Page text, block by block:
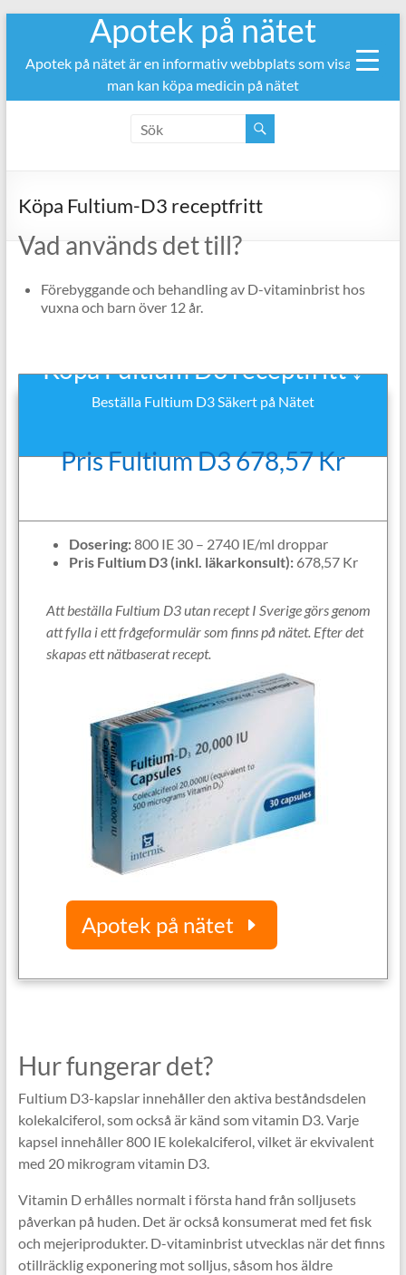
innehåll
Apotek på nätet
Apotek på nätet är en informativ webbplats som visar var
man kan köpa medicin på nätet
Köpa Fultium-D3 receptfritt
Vad används det till?
Förebyggande och behandling av D-vitaminbrist hos
vuxna och barn över 12 år.
Köpa Fultium D3 receptfritt ↓
Beställa Fultium D3 Säkert på Nätet
Pris Fultium D3 678,57 Kr
Dosering:800 IE 30 – 2740 IE/ml droppar
Pris Fultium D3 (inkl. läkarkonsult): 678,57 Kr
Att beställa Fultium D3 utan recept I Sverige görs genom
att fylla i ett frågeformulär som finns på nätet. Efter det
skapas ett nätbaserat recept.
Apotek på nätet
Hur fungerar det?
Fultium D3-kapslar innehåller den aktiva beståndsdelen
kolekalciferol, som också är känd som vitamin D3. Varje
kapsel innehåller 800 IE kolekalciferol, vilket är ekvivalent
med 20 mikrogram vitamin D3.
Vitamin D erhålles normalt i första hand från solljusets
påverkan på huden. Det är också konsumerat med fet fisk
och mejeriprodukter. D-vitaminbrist utvecklas när det finns
otillräcklig exponering mot solljus, såsom hos äldre